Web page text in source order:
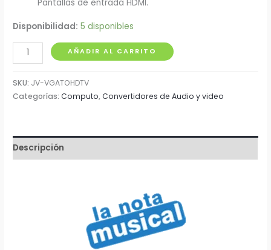
Pantallas de entrada HDMI.
Disponibilidad: 5 disponibles
Convertidor
VGA
+
Audio
AÑADIR AL CARRITO
SKU: JV-VGATOHDTV
Categorías:Computo,Convertidores de Audio y video
Descripción